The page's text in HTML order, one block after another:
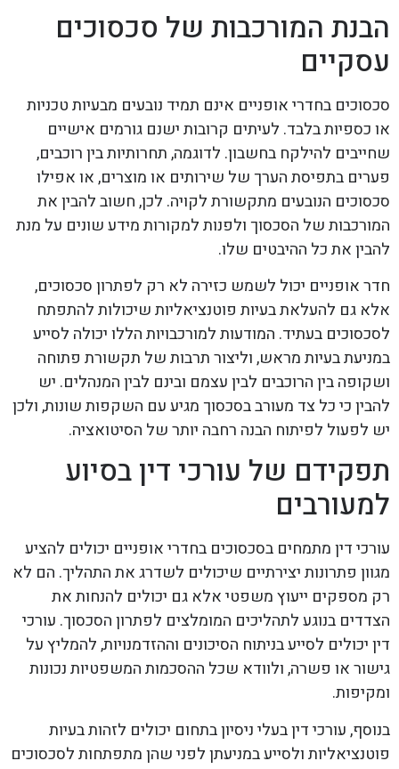
הבנת המורכבות של סכסוכים
עסקיים
סכסוכים בחדרי אופניים אינם תמיד נובעים מבעיות טכניות
או כספיות בלבד. לעיתים קרובות ישנם גורמים אישיים
שחייבים להילקח בחשבון. לדוגמה, תחרותיות בין רוכבים,
פערים בתפיסת הערך של שירותים או מוצרים, או אפילו
סכסוכים הנובעים מתקשורת לקויה. לכן, חשוב להבין את
המורכבות של הסכסוך ולפנות למקורות מידע שונים על מנת
להבין את כל ההיבטים שלו.
חדר אופניים יכול לשמש כזירה לא רק לפתרון סכסוכים,
אלא גם להעלאת בעיות פוטנציאליות שיכולות להתפתח
לסכסוכים בעתיד. המודעות למורכבויות הללו יכולה לסייע
במניעת בעיות מראש, וליצור תרבות של תקשורת פתוחה
ושקופה בין הרוכבים לבין עצמם ובינם לבין המנהלים. יש
להבין כי כל צד מעורב בסכסוך מגיע עם השקפות שונות, ולכן
יש לפעול לפיתוח הבנה רחבה יותר של הסיטואציה.
תפקידם של עורכי דין בסיוע
למעורבים
עורכי דין מתמחים בסכסוכים בחדרי אופניים יכולים להציע
מגוון פתרונות יצירתיים שיכולים לשדרג את התהליך. הם לא
רק מספקים ייעוץ משפטי אלא גם יכולים להנחות את
הצדדים בנוגע לתהליכים המומלצים לפתרון הסכסוך. עורכי
דין יכולים לסייע בניתוח הסיכונים וההזדמנויות, להמליץ על
גישור או פשרה, ולוודא שכל ההסכמות המשפטיות נכונות
ומקיפות.
בנוסף, עורכי דין בעלי ניסיון בתחום יכולים לזהות בעיות
פוטנציאליות ולסייע במניעתן לפני שהן מתפתחות לסכסוכים